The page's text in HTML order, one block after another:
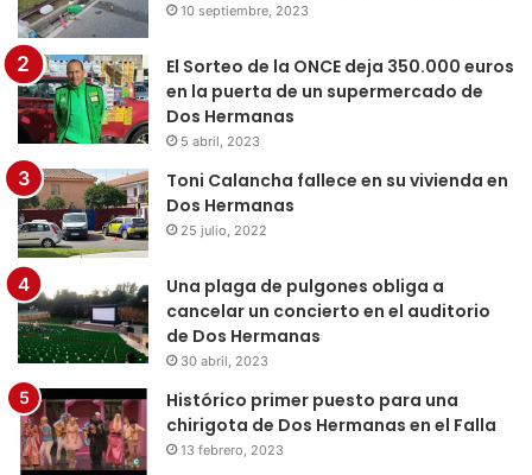
10 septiembre, 2023
El Sorteo de la ONCE deja 350.000 euros
en la puerta de un supermercado de
Dos Hermanas
5 abril, 2023
Toni Calancha fallece en su vivienda en
Dos Hermanas
25 julio, 2022
Una plaga de pulgones obliga a
cancelar un concierto en el auditorio
de Dos Hermanas
30 abril, 2023
Histórico primer puesto para una
chirigota de Dos Hermanas en el Falla
13 febrero, 2023